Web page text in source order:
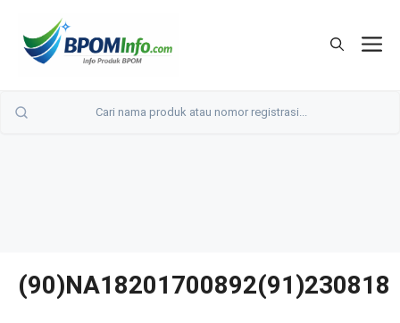
(90)NA18201700892(91)230818